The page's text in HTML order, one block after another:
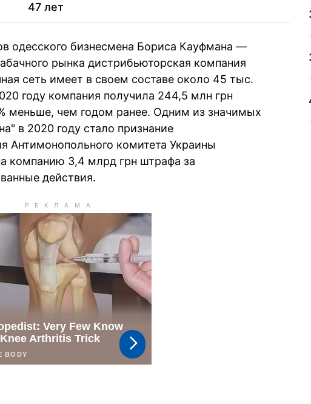
47 лет
одесского бизнесмена Бориса Кауфмана —
рынка дистрибьюторская компания
сеть имеет в своем составе около 45 тыс.
году компания получила 244,5 млн грн
меньше, чем годом ранее. Одним из значимых
в 2020 году стало признание
Антимонопольного комитета Украины
компанию 3,4 млрд грн штрафа за
действия.
и Глеб
Злочевский
Костельман
Александр
Конотопский
30 Томаш Фиала